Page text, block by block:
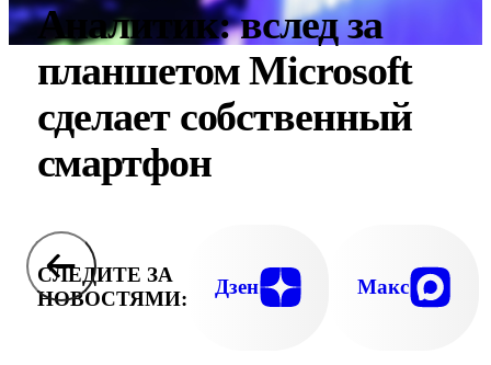
Аналитик: вслед за
планшетом Microsoft
сделает собственный
смартфон
СЛЕДИТЕ ЗА
НОВОСТЯМИ:
Дзен Макс